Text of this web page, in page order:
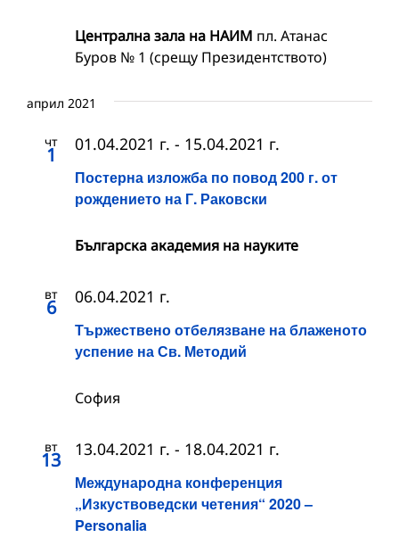
Централна зала на НАИМ пл. Атанас
Буров № 1 (срещу Президентството)
април 2021
чт
1
Постерна изложба по повод 200 г. от
рождението на Г. Раковски
01.04.2021 г. - 15.04.2021 г.
Българска академия на науките
вт
6
Тържествено отбелязване на блаженото
успение на Св. Методий
06.04.2021 г.
София
вт
13
Международна конференция
„Изкуствоведски четения“ 2020 –
Personalia
13.04.2021 г. - 18.04.2021 г.